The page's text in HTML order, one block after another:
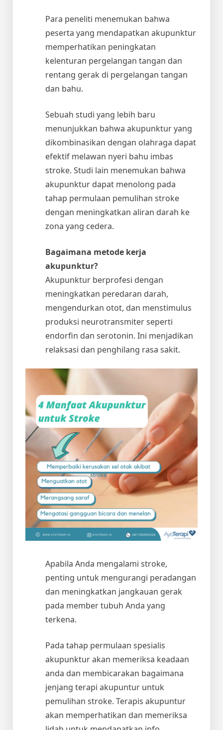
Para peneliti menemukan bahwa
peserta yang mendapatkan akupunktur
memperhatikan peningkatan
kelenturan pergelangan tangan dan
rentang gerak di pergelangan tangan
dan bahu.
Sebuah studi yang lebih baru
menunjukkan bahwa akupunktur yang
dikombinasikan dengan olahraga dapat
efektif melawan nyeri bahu imbas
stroke. Studi lain menemukan bahwa
akupunktur dapat menolong pada
tahap permulaan pemulihan stroke
dengan meningkatkan aliran darah ke
zona yang cedera.
Bagaimana metode kerja
akupunktur?
Akupunktur berprofesi dengan
meningkatkan peredaran darah,
mengendurkan otot, dan menstimulus
produksi neurotransmiter seperti
endorfin dan serotonin. Ini menjadikan
relaksasi dan penghilang rasa sakit.
Apabila Anda mengalami stroke,
penting untuk mengurangi peradangan
dan meningkatkan jangkauan gerak
pada member tubuh Anda yang
terkena.
Pada tahap permulaan spesialis
akupunktur akan memeriksa keadaan
anda dan membicarakan bagaimana
jenjang terapi akupuntur untuk
pemulihan stroke. Terapis akupuntur
akan memperhatikan dan memeriksa